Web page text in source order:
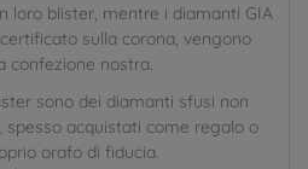
loro blister, mentre i diamanti GIA
sulla corona, vengono
confezione nostra.
sono dei diamanti sfusi non
acquistati come regalo o
orafo di fiducia.